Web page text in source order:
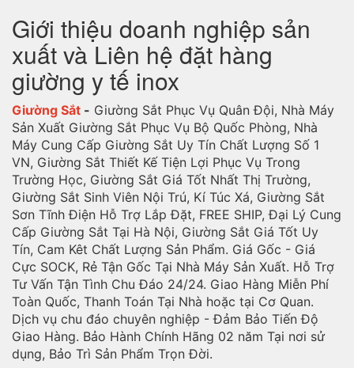
Giới thiệu doanh nghiệp sản
xuất và Liên hệ đặt hàng
giường y tế inox
Giường Sắt - Giường Sắt Phục Vụ Quân Đội, Nhà Máy
Sản Xuất Giường Sắt Phục Vụ Bộ Quốc Phòng, Nhà
Máy Cung Cấp Giường Sắt Uy Tín Chất Lượng Số 1
VN, Giường Sắt Thiết Kế Tiện Lợi Phục Vụ Trong
Trường Học, Giường Sắt Giá Tốt Nhất Thị Trường,
Giường Sắt Sinh Viên Nội Trú, Kí Túc Xá, Giường Sắt
Sơn Tĩnh Điện Hỗ Trợ Lắp Đặt, FREE SHIP, Đại Lý Cung
Cấp Giường Sắt Tại Hà Nội, Giường Sắt Giá Tốt Uy
Tín, Cam Kêt Chất Lượng Sản Phẩm. Giá Gốc - Giá
Cực SOCK, Rẻ Tận Gốc Tại Nhà Máy Sản Xuất. Hỗ Trợ
Tư Vấn Tận Tình Chu Đáo 24/24. Giao Hàng Miễn Phí
Toàn Quốc, Thanh Toán Tại Nhà hoặc tại Cơ Quan.
Dịch vụ chu đáo chuyên nghiệp - Đảm Bảo Tiến Độ
Giao Hàng. Bảo Hành Chính Hãng 02 năm Tại nơi sử
dụng, Bảo Trì Sản Phẩm Trọn Đời.